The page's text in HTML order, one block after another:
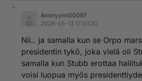
Anonyymi00087
2026-05-13 17:03:32
Nii.. ja samalla kun se Orpo
presidentin tykö, joka vielä oli
samalla kun Stubb erottaa
voisi luopua myös